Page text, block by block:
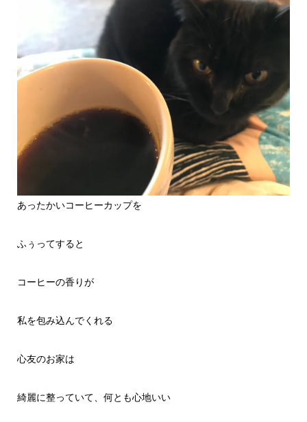
あったかいコーヒーカップを
ふぅってすると
コーヒーの香りが
私を包み込んでくれる
心友のお家は
綺麗に整っていて、何とも心地いい